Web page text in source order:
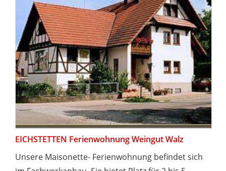
EICHSTETTEN Ferienwohnung Weingut Walz
Unsere Maisonette- Ferienwohnung befindet sich